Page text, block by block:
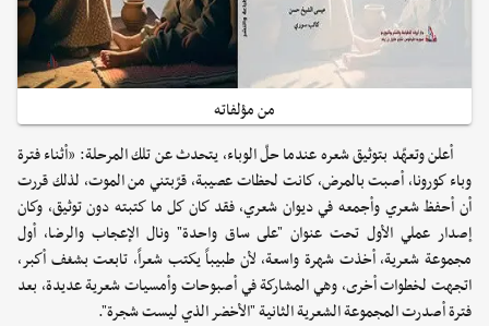
من مؤلفاته
أعلن وتعهّد بتوثيق شعره عندما حلّ الوباء، يتحدث عن تلك المرحلة: «أثناء فترة
وباء كورونا، أصبت بالمرض، كانت لحظات عصيبة، قرّبتني من الموت، لذلك قررت
أن أحفظ شعري وأجمعه في ديوان شعري، فقد كان كل ما كتبته دون توثيق، وكان
إصدار عملي الأول تحت عنوان "على ساق واحدة" ونال الإعجاب والرضا، أول
مجموعة شعرية، أخذت شهرة واسعة، لأن طبيباً يكتب شعراً، تابعت بشغف أكبر،
اتجهت لخطوات أخرى، وهي المشاركة في أصبوحات وأمسيات شعرية عديدة، بعد
فترة أصدرت المجموعة الشعرية الثانية "الأخضر الذي ليست شجرة".